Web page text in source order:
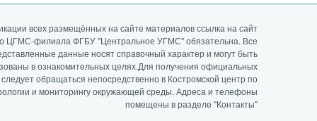
всех размещённых на сайте материалов ссылка на сайт
ЦГМС-филиала ФГБУ "Центральное УГМС" обязательна. Все
данные носят справочный характер и могут быть
в ознакомительных целях.Для получения официальных
обращаться непосредственно в Костромской центр по
и мониторингу окружающей среды. Адреса и телефоны
помещены в разделе "Контакты"